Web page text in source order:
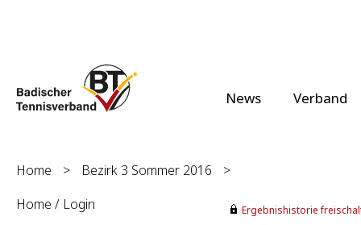
News Verband
Home > Bezirk 3 Sommer 2016
>
Home / Login
Ergebnishistorie